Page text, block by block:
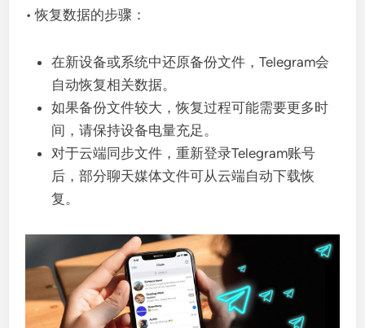
• 恢复数据的步骤：
在新设备或系统中还原备份文件，Telegram会
自动恢复相关数据。
如果备份文件较大，恢复过程可能需要更多时
间，请保持设备电量充足。
对于云端同步文件，重新登录Telegram账号
后，部分聊天媒体文件可从云端自动下载恢
复。